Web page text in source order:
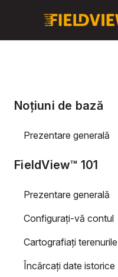
Noțiuni de bază
Prezentare generală
FieldView™ 101
Prezentare generală
Configurați-vă contul
Cartografiați terenurile
Încărcaţi date istorice